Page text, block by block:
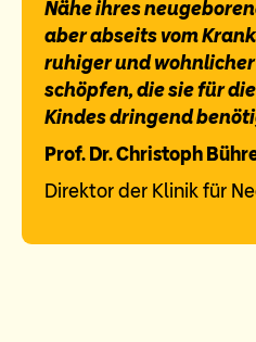
Nähe ihres
aber abseits vom
ruhiger und
schöpfen, die sie für
Kindes dringend
Prof. Dr. Christoph
Direktor der Klinik für